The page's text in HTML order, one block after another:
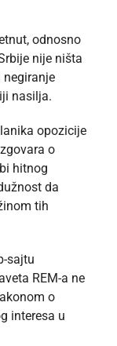
odnosno
nije ništa
nasilja.
opozicije
o
hitnog
da
tih
sajtu
REM-a ne
o
interesa u